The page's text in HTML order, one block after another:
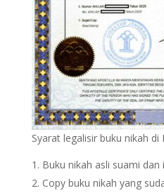
Syarat legalisir buku nikah
Buku nikah asli suami dan
Copy buku nikah yang